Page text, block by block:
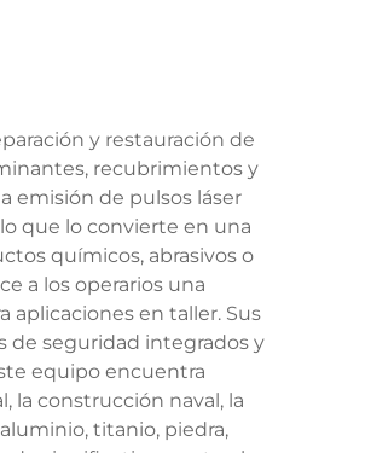
y restauración de
recubrimientos y
emisión de pulsos láser
que lo convierte en una
químicos, abrasivos o
a los operarios una
aplicaciones en taller. Sus
de seguridad integrados y
equipo encuentra
la construcción naval, la
titanio, piedra,